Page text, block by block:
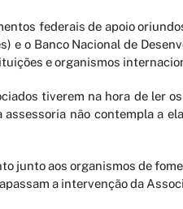
federais de apoio
e o Banco Nacional de
e organismos
tiverem na hora de ler
não contempla a
junto aos organismos de
a intervenção da